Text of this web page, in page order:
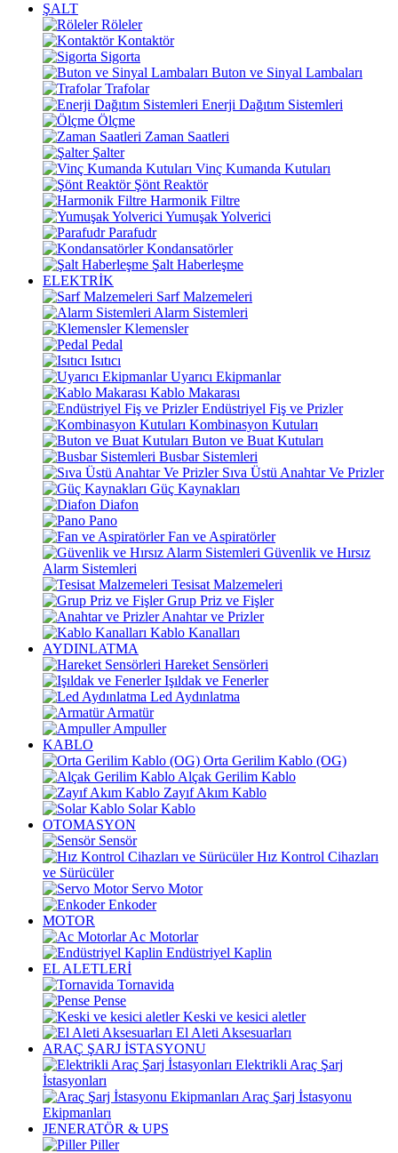
ŞALT
Röleler
Kontaktör
Sigorta
Buton ve Sinyal Lambaları
Trafolar
Enerji Dağıtım Sistemleri
Ölçme
Zaman Saatleri
Şalter
Vinç Kumanda Kutuları
Şönt Reaktör
Harmonik Filtre
Yumuşak Yolverici
Parafudr
Kondansatörler
Şalt Haberleşme
ELEKTRİK
Sarf Malzemeleri
Alarm Sistemleri
Klemensler
Pedal
Isıtıcı
Uyarıcı Ekipmanlar
Kablo Makarası
Endüstriyel Fiş ve Prizler
Kombinasyon Kutuları
Buton ve Buat Kutuları
Busbar Sistemleri
Sıva Üstü Anahtar Ve Prizler
Güç Kaynakları
Diafon
Pano
Fan ve Aspiratörler
Güvenlik ve Hırsız
Alarm Sistemleri
Tesisat Malzemeleri
Grup Priz ve Fişler
Anahtar ve Prizler
Kablo Kanalları
AYDINLATMA
Hareket Sensörleri
Işıldak ve Fenerler
Led Aydınlatma
Armatür
Ampuller
KABLO
Orta Gerilim Kablo (OG)
Alçak Gerilim Kablo
Zayıf Akım Kablo
Solar Kablo
OTOMASYON
Sensör
Hız Kontrol Cihazları
ve Sürücüler
Servo Motor
Enkoder
MOTOR
Ac Motorlar
Endüstriyel Kaplin
EL ALETLERİ
Tornavida
Pense
Keski ve kesici aletler
El Aleti Aksesuarları
ARAÇ ŞARJ İSTASYONU
Elektrikli Araç Şarj
İstasyonları
Araç Şarj İstasyonu
Ekipmanları
JENERATÖR & UPS
Piller